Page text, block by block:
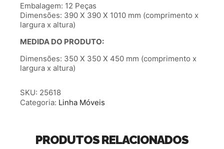
Embalagem: 12 Peças
Dimensões: 390 X 390 X 1010 mm (comprimento x
largura x altura)
MEDIDA DO PRODUTO:
Dimensões: 350 X 350 X 450 mm (comprimento x
largura x altura)
SKU: 25618
Categoria: Linha Móveis
PRODUTOS RELACIONADOS